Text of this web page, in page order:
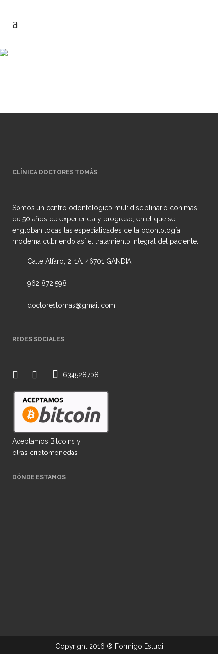
CLÍNICA DOCTORES TOMÁS
Somos un centro odontológico multidisciplinario con más
de 50 años de experiencia y progreso, en el que se
engloban todas las especialidades de la odontología
moderna cubriendo así el tratamiento integral del paciente.
Calle Alfaro, 2, 1A. 46701 GANDIA
962 872 598
doctorestomas@gmail.com
REDES SOCIALES
634528708
Aceptamos Bitcoins y
otras criptomonedas
DÓNDE ESTAMOS
Copyright 2016 ® Formigo Estudi